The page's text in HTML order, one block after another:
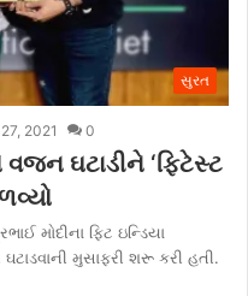
સુરત
2021 0
વજન ઘટાડીને ‘ફિટેસ્ટ
મોદીના ફિટ ઇન્ડિયા
મુસાફરી શરૂ કરી હતી.